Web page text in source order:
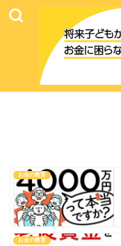
お金の教育
お金の教育